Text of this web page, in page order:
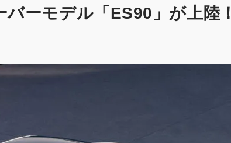
ーモデル「ES90」が上陸